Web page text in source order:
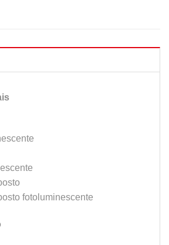
fotoluminescente